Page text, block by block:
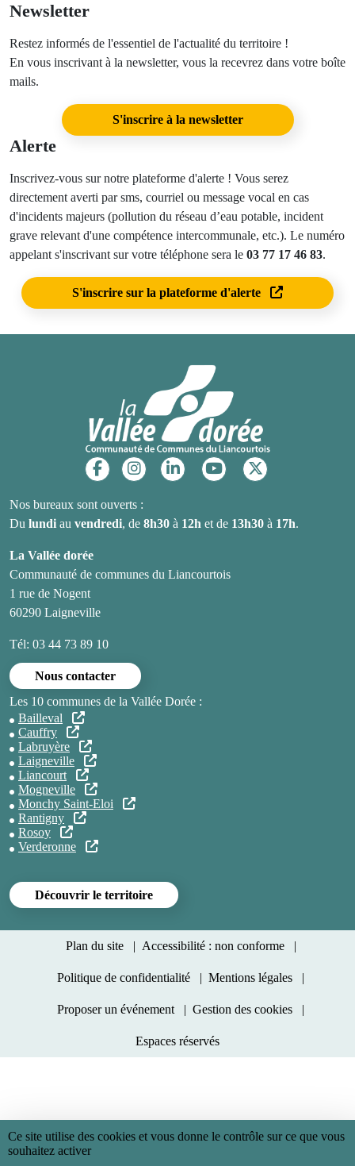
Newsletter
Restez informés de l'essentiel de l'actualité du territoire !
En vous inscrivant à la newsletter, vous la recevrez dans votre boîte
mails.
S'inscrire à la newsletter
Alerte
Inscrivez-vous sur notre plateforme d'alerte ! Vous serez
directement averti par sms, courriel ou message vocal en cas
d'incidents majeurs (pollution du réseau d’eau potable, incident
grave relevant d'une compétence intercommunale, etc.). Le numéro
appelant s'inscrivant sur votre téléphone sera le 03 77 17 46 83.
S'inscrire sur la plateforme d'alerte
Réseaux sociaux
Nos bureaux sont ouverts :
Du lundi au vendredi, de 8h30 à 12h et de 13h30 à 17h.
La Vallée dorée
Communauté de communes du Liancourtois
1 rue de Nogent
60290 Laigneville
Tél: 03 44 73 89 10
Nous contacter
Les 10 communes de la Vallée Dorée :
Bailleval
Cauffry
Labruyère
Laigneville
Liancourt
Mogneville
Monchy Saint-Eloi
Rantigny
Rosoy
Verderonne
Découvrir le territoire
Menu Pied de page
Plan du site Accessibilité : non conforme
Politique de confidentialité Mentions légales
Proposer un événement Gestion des cookies
Espaces réservés
Ce site utilise des cookies et vous donne le contrôle sur ce que vous
souhaitez activer